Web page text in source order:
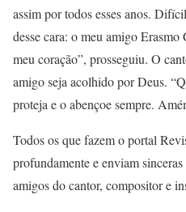
assim por todos esses anos.
desse cara: o meu amigo
meu coração”, prosseguiu. O
amigo seja acolhido por Deus.
proteja e o abençoe sempre.
Todos os que fazem o portal
profundamente e enviam
amigos do cantor, compositor e